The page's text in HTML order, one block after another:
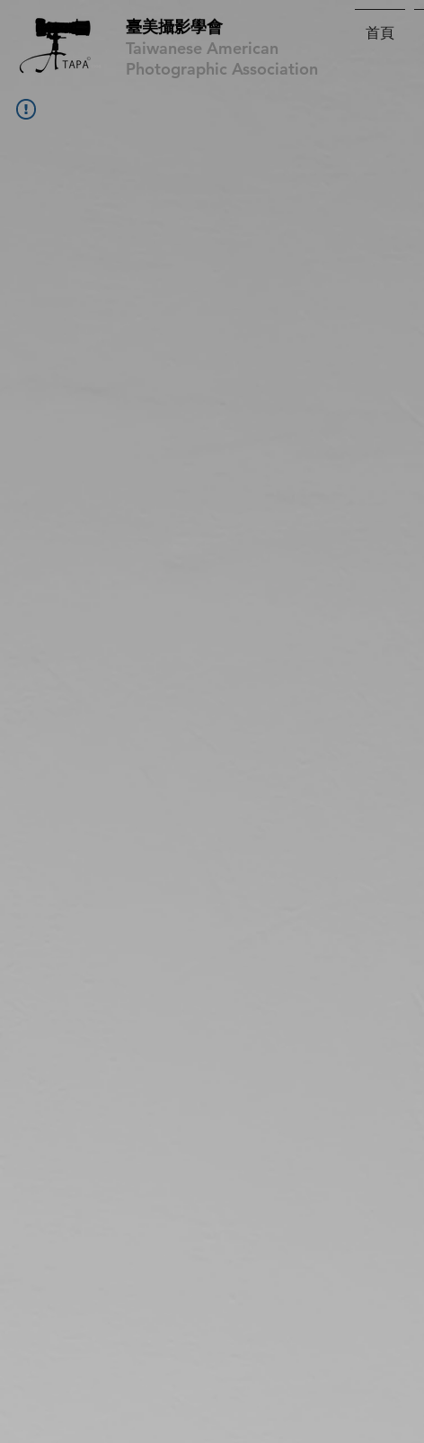
臺美攝影學會
Taiwanese American
Photographic Association
首頁